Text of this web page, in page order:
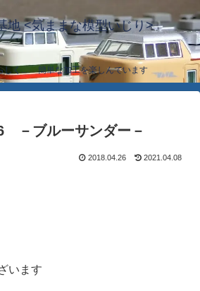
地 <気ままな模型いじり>
しく… 簡単な加工を楽しんでいます
－ブルーサンダー－
2018.04.26 2021.04.08
います